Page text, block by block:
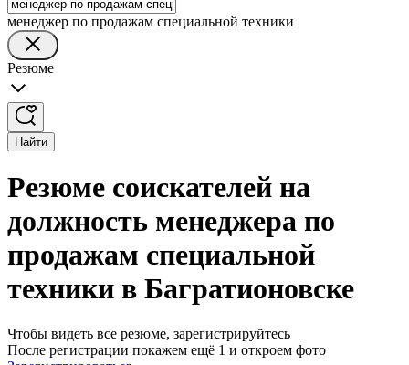
менеджер по продажам специальной техники
Резюме
Найти
Резюме соискателей на
должность менеджера по
продажам специальной
техники в Багратионовске
Чтобы видеть все резюме, зарегистрируйтесь
После регистрации покажем ещё 1 и откроем фото